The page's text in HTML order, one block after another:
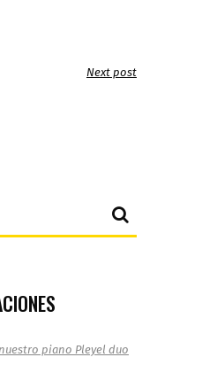
Next post
piano Pleyel duo